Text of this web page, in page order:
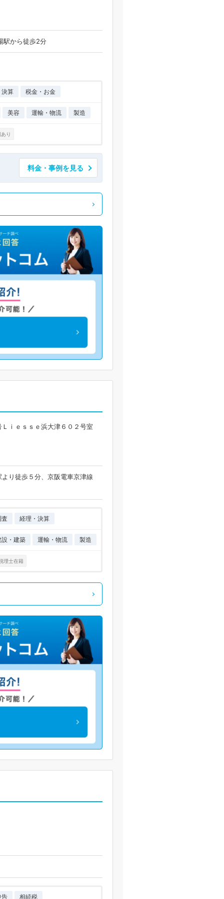
駅から徒歩2分
決算 税金・お金
美容 運輸・物流 製造
り
料金・事例を見る
ｉｅｓｓｅ浜大津６０２号室
り徒歩５分、京阪電車京津線
経理・決算
設・建築 運輸・物流 製造
理士在籍
告 相続税